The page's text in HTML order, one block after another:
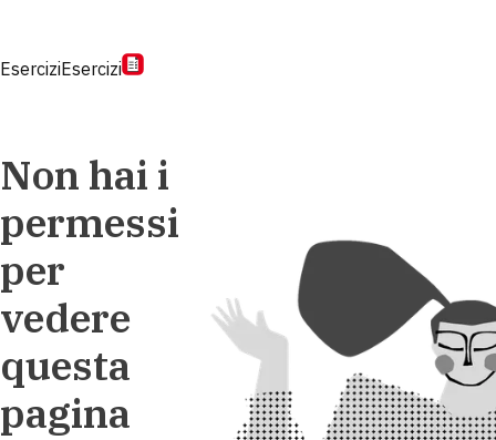
EserciziEsercizi
Non hai i
permessi
per
vedere
questa
pagina